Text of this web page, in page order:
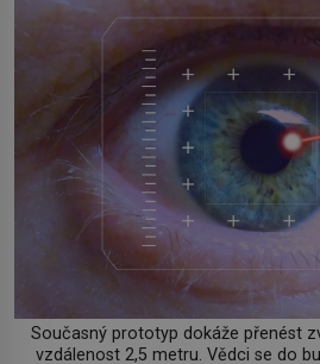
Současný prototyp dokáže přenést
vzdálenost 2,5 metru. Vědci se do